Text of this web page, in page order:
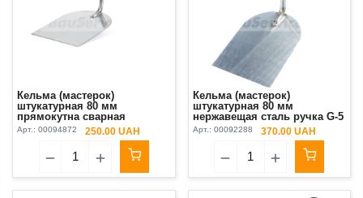
Кельма (мастерок)
штукатурная 80 мм
прямокутна сварная
стальная ручка буковая
лакованная Kubala
Арт.: 00094872 250.00 UAH
Кельма (мастерок)
штукатурная 80 мм
нержавещая сталь ручка G-5
Kubala
Арт.: 00092288 370.00 UAH